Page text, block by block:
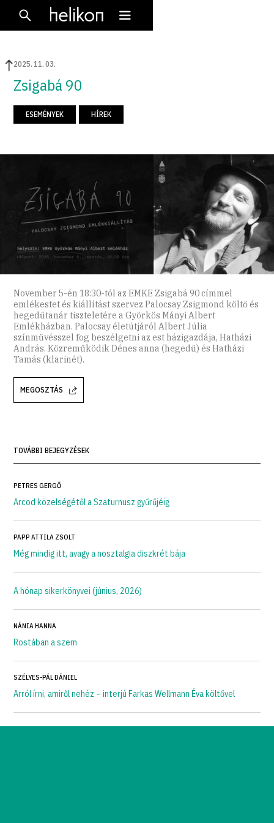
2025. 11.03.
Zsigabá 90
ESEMÉNYEK HÍREK
November 5-én 18:30-tól az EMKE Zsigabá 90 címmel
emlékestet és kiállítást szervez Palocsay Zsigmond költő és
hegedűtanár tiszteletére a Györkös Mányi Albert
Emlékházban. Palocsay életútjáról Albert Júlia
színművésszel fog beszélgetni az est házigazdája, Hatházi
András. Közreműködik Dénes anna (hegedű) és Hatházi
Tamás (klarinét).
MEGOSZTÁS
TOVÁBBI BEJEGYZÉSEK
PETRES GERGŐ
Arcod közelségétől a Szaturnusz gyűrűjéig
PAPP ATTILA ZSOLT
Még mindig itt, avagy a nosztalgia diszkrét bája
A hónap sikerkönyvei (június, 2026)
NÁNIA HANNA
Rostában a szem
SZÉLYES-PÁL DÁNIEL
Arról írni, amiről nehéz – interjú Farkas Wellmann Éva költővel